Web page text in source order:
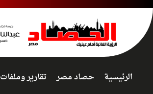
الرئيسية حصاد مصر تقارير وملفات